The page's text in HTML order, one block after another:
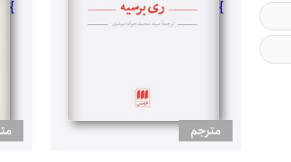
مترجم
}
}